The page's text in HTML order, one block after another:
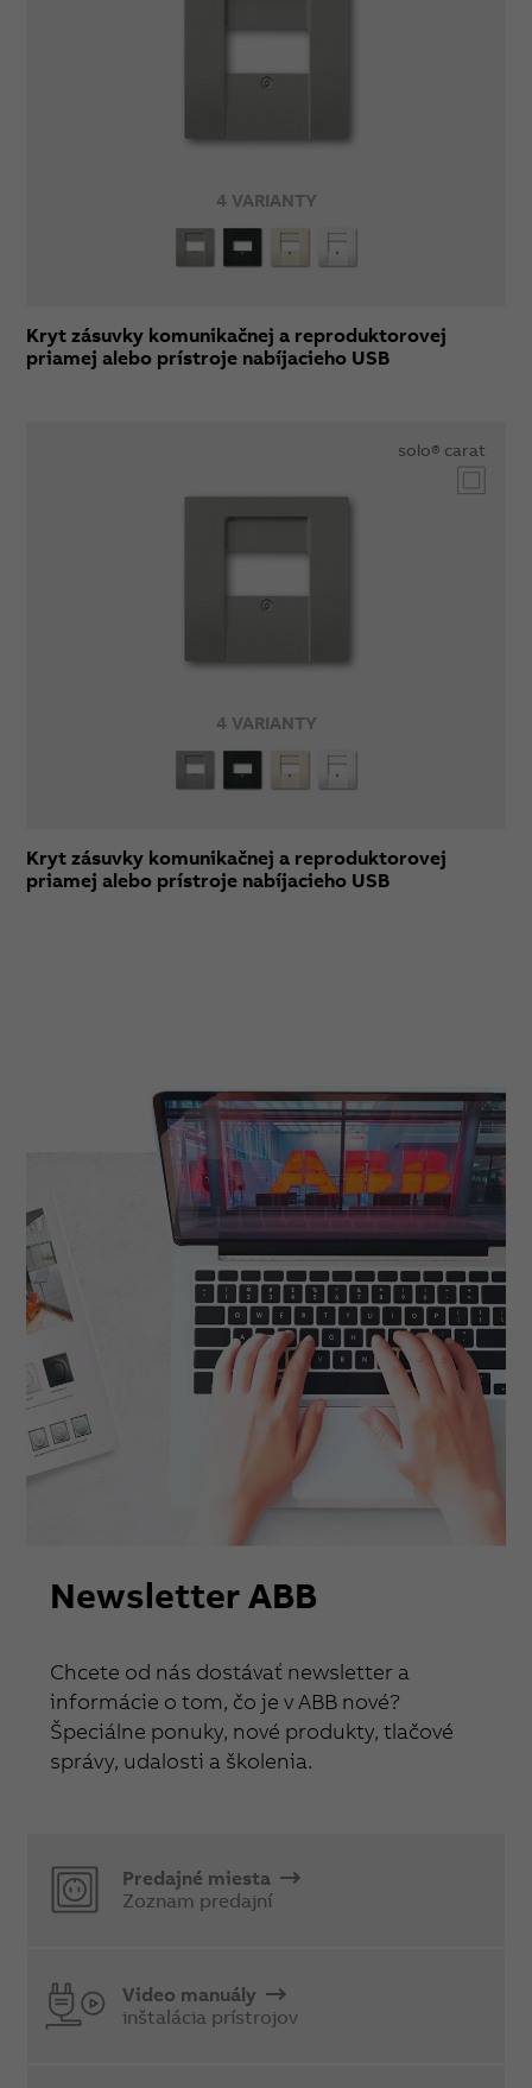
4 VARIANTY
Kryt zásuvky komunikačnej a reproduktorovej
priamej alebo prístroje nabíjacieho USB
4 VARIANTY
solo® carat
Kryt zásuvky komunikačnej a reproduktorovej
priamej alebo prístroje nabíjacieho USB
Newsletter ABB
Chcete od nás dostávať newsletter a
informácie o tom, čo je v ABB nové?
Špeciálne ponuky, nové produkty, tlačové
správy, udalosti a školenia.
Predajné miesta
Zoznam predajní
Video manuály
inštalácia prístrojov